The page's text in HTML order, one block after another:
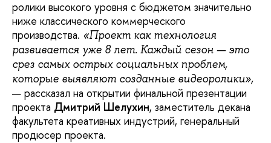
ролики высокого уровня с бюджетом значительно
ниже классического коммерческого
производства. «Проект как технология
развивается уже 8 лет. Каждый сезон — это
срез самых острых социальных проблем,
которые выявляют созданные видеоролики»,
— рассказал на открытии финальной презентации
проекта Дмитрий Шелухин, заместитель декана
факультета креативных индустрий, генеральный
продюсер проекта.